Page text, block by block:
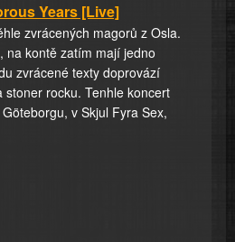
Years [Live]
zvrácených magorů z Osla.
na kontě zatím mají jedno
zvrácené texty doprovází
stoner rocku. Tenhle koncert
v Skjul Fyra Sex,